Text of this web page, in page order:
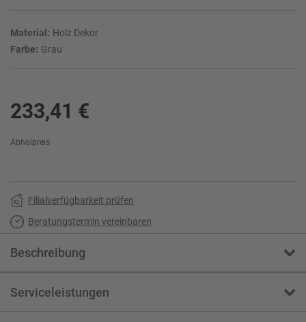
Material: Holz Dekor
Farbe: Grau
233,41 €
Abholpreis
Filialverfügbarkeit prüfen
Beratungstermin vereinbaren
Beschreibung
Serviceleistungen